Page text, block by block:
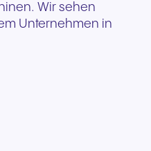
Wir sehen
Unternehmen in